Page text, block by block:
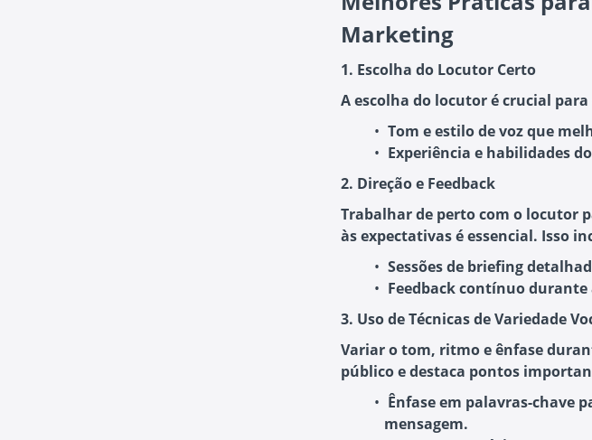
Marketing
1. Escolha do Locutor Certo
A escolha do locutor é crucial
Tom e estilo de vozque
Experiência e habilidades
2. Direção e Feedback
Trabalhar de perto com o locutor
às expectativas é essencial. Isso
Sessões de briefing
Feedback contínuodurante
3. Uso de Técnicas de Variedade
Variar o tom, ritmo e ênfase
público e destaca pontos
Ênfase em palavras-chave
mensagem.